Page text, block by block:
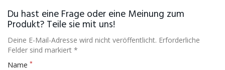
Du hast eine Frage oder eine Meinung zum
Produkt? Teile sie mit uns!
Deine E-Mail-Adresse wird nicht veröffentlicht. Erforderliche
Felder sind markiert *
Name *